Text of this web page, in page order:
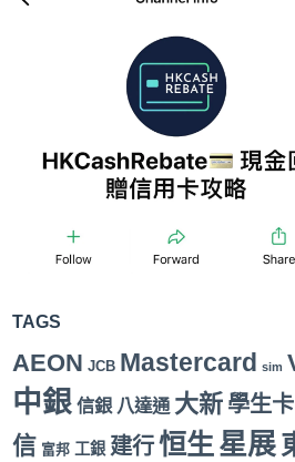
TAGS
AEON JCB Mastercard sim
中銀 信銀 八達通 大新 學生卡
信 富邦 工銀 建行恒生 星展